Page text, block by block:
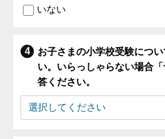
いない
お子さまの小学校受験につ
い。いらっしゃらない場合
答ください。